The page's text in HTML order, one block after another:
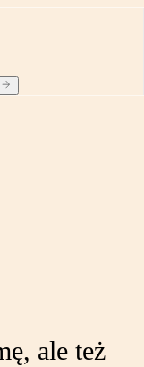
ale też